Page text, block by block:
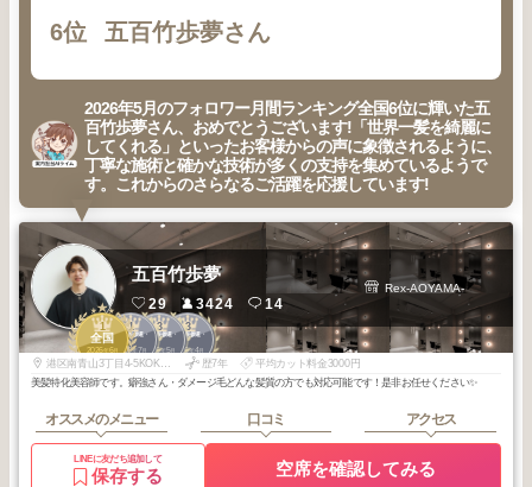
6位 五百竹歩夢さん
2026年5月のフォロワー月間ランキング全国6位に輝いた五
百竹歩夢さん、おめでとうございます!「世界一髪を綺麗に
してくれる」といったお客様からの声に象徴されるように、
丁寧な施術と確かな技術が多くの支持を集めているようで
す。これからのさらなるご活躍を応援しています!
1
全国
2026年 6月
1
青山・表参道・
原宿
2026年 7月
3
青山・表参道・
2026年5月
3
青山・表参道・
2026年4月
五百竹歩夢
29 3424 14
Rex-AOYAMA-
港区南青山3丁目4-5KOKORO南青山ANNEX1〜2階 歴7年
平均カット料金3000円
美髪特化美容師です。癖強さん・ダメージ毛どんな髪質の方でも対応可能です！是非お任せください✨
オススメのメニュー 口コミ アクセス
LINEに友だち追加して
保存する 空席を確認してみる